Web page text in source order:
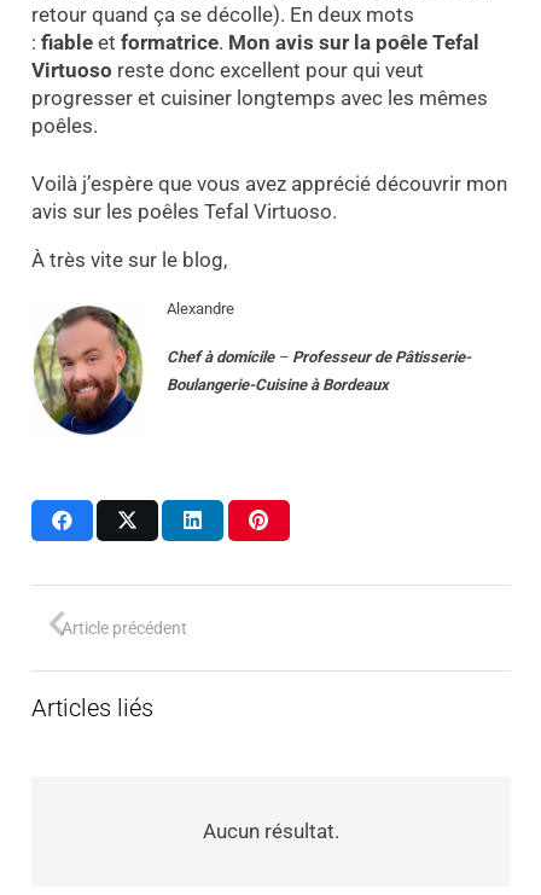
retour quand ça se décolle). En deux mots
: fiableet formatrice. Mon avis sur la poêle Tefal
Virtuoso reste donc excellent pour qui veut
progresser et cuisiner longtemps avec les mêmes
poêles.
Voilà j’espère que vous avez apprécié découvrir mon
avis sur les poêles Tefal Virtuoso.
À très vite sur le blog,
Alexandre
Chef à domicile– Professeur de Pâtisserie-
Boulangerie-Cuisine à Bordeaux
Article précédent
Articles liés
Aucun résultat.